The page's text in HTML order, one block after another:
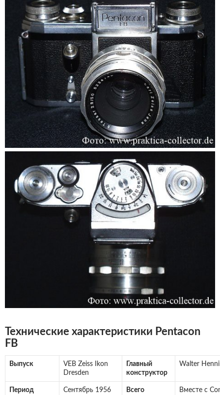
Технические характеристики Pentacon
FB
Выпуск
VEB Zeiss Ikon
Dresden
Главный
конструктор
Walter
Период
Сентябрь 1956
Всего
Вместе с